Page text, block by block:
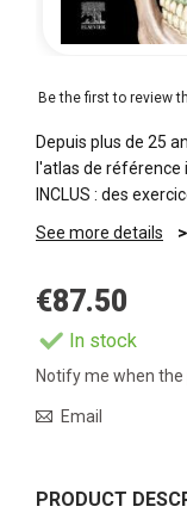
Be the first to review
Depuis plus de 25
l'atlas de référence
INCLUS : des
See more details
€87.50
In stock
Notify me when the
Email
PRODUCT